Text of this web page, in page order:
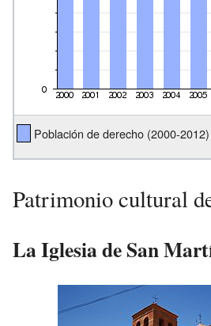
Población de derecho (2000-
Patrimonio cultural
La Iglesia de San